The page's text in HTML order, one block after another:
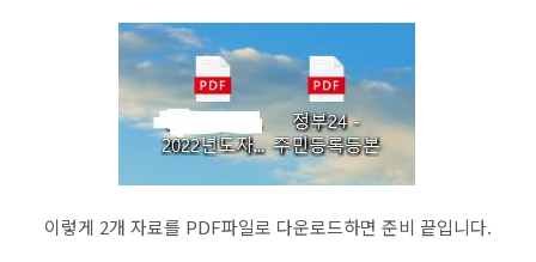
이렇게 2개 자료를 PDF파일로 다운로드하면 준비 끝입니다.